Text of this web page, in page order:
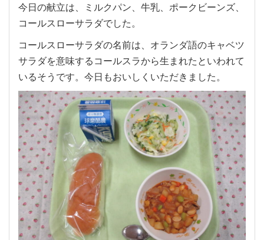
今日の献立は、ミルクパン、牛乳、ポークビーンズ、
コールスローサラダでした。
コールスローサラダの名前は、オランダ語のキャベツ
サラダを意味するコールスラから生まれたといわれて
いるそうです。今日もおいしくいただきました。